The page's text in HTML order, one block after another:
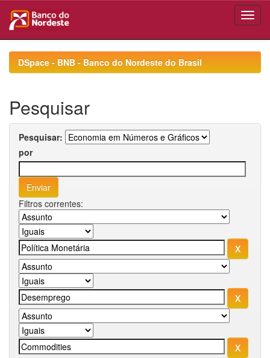
navigationDSpace - BNB - Banco do Nordeste do Brasil
Pesquisar
Pesquisar:
por
Filtros correntes: